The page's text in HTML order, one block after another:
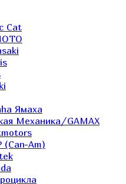
Cat
Ямаха
Механика/GAMAX
(Can-Am)